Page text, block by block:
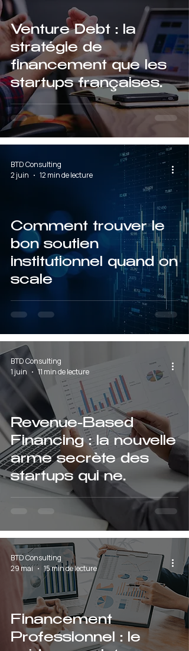
Venture Debt : la
stratégie de
financement que les
startups françaises
sous-estiment
encore en 2026
Comment trouver le
bon soutien
institutionnel quand on
scale
BTD Consulting
2 juin
12 min de lecture
Revenue-Based
Financing : la nouvelle
arme secrète des
startups qui ne
veulent pas diluer leur
BTD Consulting
1 juin
11 min de lecture
Financement
Professionnel : le
BTD Consulting
29 mai
15 min de lecture